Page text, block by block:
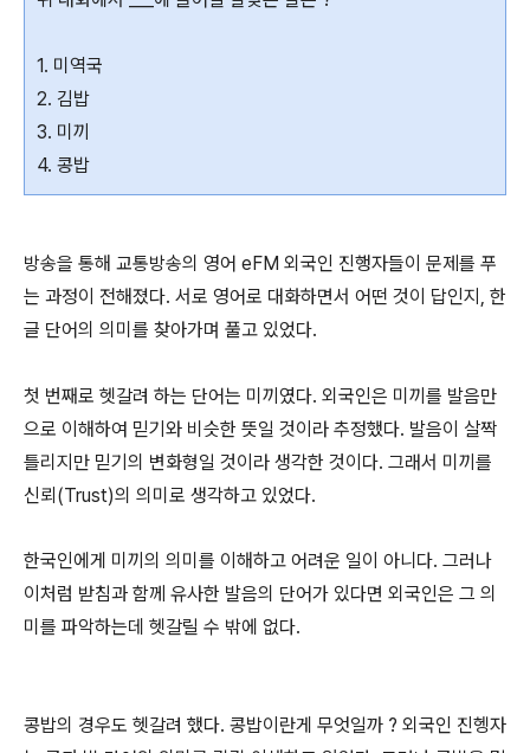
1. 미역국
2. 김밥
3. 미끼
4. 콩밥
방송을 통해 교통방송의 영어 eFM 외국인 진행자들이 문제를 푸
는 과정이 전해졌다. 서로 영어로 대화하면서 어떤 것이 답인지, 한
글 단어의 의미를 찾아가며 풀고 있었다.
첫 번째로 헷갈려 하는 단어는 미끼였다. 외국인은 미끼를 발음만
으로 이해하여 믿기와 비슷한 뜻일 것이라 추정했다. 발음이 살짝
틀리지만 믿기의 변화형일 것이라 생각한 것이다. 그래서 미끼를
신뢰(Trust)의 의미로 생각하고 있었다.
한국인에게 미끼의 의미를 이해하고 어려운 일이 아니다. 그러나
이처럼 받침과 함께 유사한 발음의 단어가 있다면 외국인은 그 의
미를 파악하는데 헷갈릴 수 밖에 없다.
콩밥의 경우도 헷갈려 했다. 콩밥이란게 무엇일까 ? 외국인 진헹자